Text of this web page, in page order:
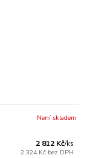
2 812 Kč/ks
2 324 Kč bez DPH
Není skladem